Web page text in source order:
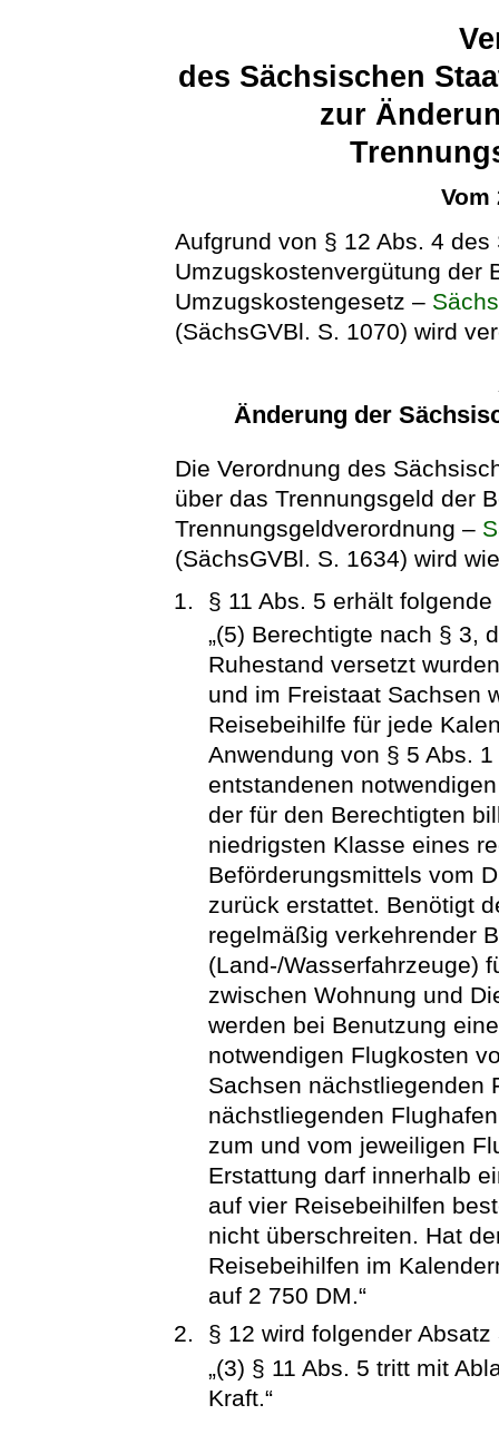
des Sächsischen
zur
Vom
Aufgrund von § 12 Abs. 4
Umzugskostenvergütung der
Umzugskostengesetz –
(SächsGVBl. S. 1070) wird
Änderung der
Die Verordnung des
über das Trennungsgeld der
Trennungsgeldverordnung –
(SächsGVBl. S. 1634) wird
§ 11 Abs. 5 erhält
„(5) Berechtigte nach § 3,
Ruhestand versetzt
und im Freistaat Sachsen
Reisebeihilfe für jede
Anwendung von § 5 Abs.
entstandenen
der für den Berechtigten
niedrigsten Klasse eines
Beförderungsmittels vom
zurück erstattet. Benötigt
regelmäßig verkehrender
(Land-/Wasserfahrzeuge)
zwischen Wohnung und
werden bei Benutzung
notwendigen Flugkosten
Sachsen nächstliegenden
nächstliegenden
zum und vom jeweiligen
Erstattung darf innerhalb
auf vier Reisebeihilfen
nicht überschreiten. Hat
Reisebeihilfen im
auf 2 750 DM.“
§ 12 wird folgender Absatz
„(3) § 11 Abs. 5 tritt mit
Kraft.“